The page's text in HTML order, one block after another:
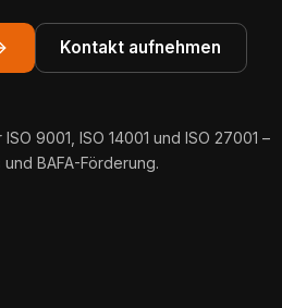
Kontakt aufnehmen
9001, ISO 14001 und ISO 27001 –
BAFA-Förderung.